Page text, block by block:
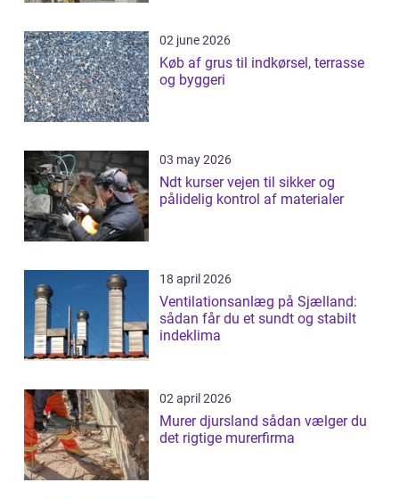
02 june 2026
Køb af grus til indkørsel, terrasse
og byggeri
03 may 2026
Ndt kurser vejen til sikker og
pålidelig kontrol af materialer
18 april 2026
Ventilationsanlæg på Sjælland:
sådan får du et sundt og stabilt
indeklima
02 april 2026
Murer djursland sådan vælger du
det rigtige murerfirma